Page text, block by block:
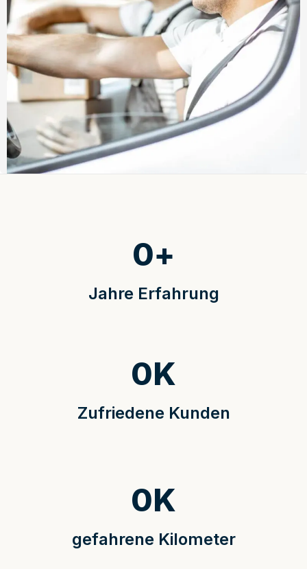
Jahre Erfahrung
0+
Zufriedene Kunden
0K
gefahrene Kilometer
0K